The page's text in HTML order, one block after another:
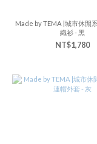
Made by TEMA |城市休閒
織衫 - 黑
NT$1,780